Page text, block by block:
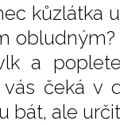
kůzlátka
a
vás čeká v
bát, ale